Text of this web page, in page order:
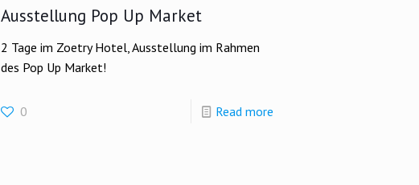
Ausstellung Pop Up Market
2 Tage im Zoetry Hotel, Ausstellung im Rahmen
des Pop Up Market!
0 Read more